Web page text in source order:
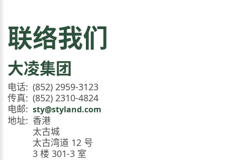
联络我们
大凌集团
电话: (852) 2959-3123
传真: (852) 2310-4824
电邮: sty@styland.com
地址: 香港
太古城
太古湾道 12 号
3 楼 301-3 室